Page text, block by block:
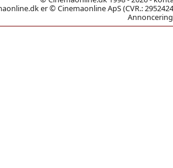
er © Cinemaonline ApS (CVR.: